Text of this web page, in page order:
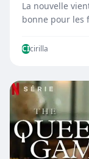
La nouvelle
bonne pour les
CIcirilla